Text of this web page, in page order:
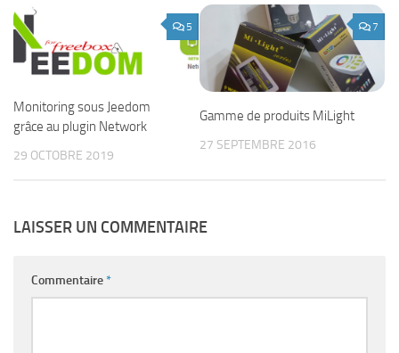
5
Monitoring sous Jeedom
grâce au plugin Network
29 OCTOBRE 2019
7
Gamme de produits MiLight
27 SEPTEMBRE 2016
LAISSER UN COMMENTAIRE
Commentaire*